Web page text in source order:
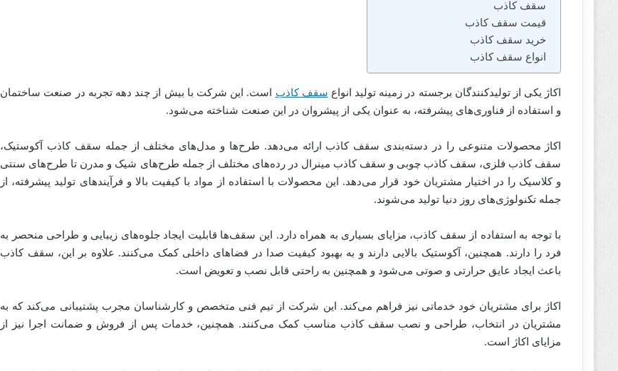
سقف کاذب
قیمت سقف کاذب
خرید سقف کاذب
انواع سقف کاذب
اکاژ یکی از تولیدکنندگان برجسته در زمینه تولید انواع سقف کاذب است. این شرکت با بیش از چند دهه تجربه در صنعت ساختمان
و استفاده از فناوری‌های پیشرفته، به عنوان یکی از پیشروان در این صنعت شناخته می‌شود.
اکاژ محصولات متنوعی را در دسته‌بندی سقف کاذب ارائه می‌دهد. طرح‌ها و مدل‌های مختلف از جمله سقف کاذب آکوستیک،
سقف کاذب فلزی، سقف کاذب چوبی و سقف کاذب مینرال در رده‌های مختلف از جمله طرح‌های شیک و مدرن تا طرح‌های سنتی
و کلاسیک را در اختیار مشتریان خود قرار می‌دهد. این محصولات با استفاده از مواد با کیفیت بالا و فرآیندهای تولید پیشرفته، از
جمله تکنولوژی‌های روز دنیا تولید می‌شوند.
با توجه به استفاده از سقف کاذب، مزایای بسیاری به همراه دارد. این سقف‌ها قابلیت ایجاد جلوه‌های زیبایی و طراحی منحصر به
فرد را دارند. همچنین، آکوستیک بالایی دارند و به بهبود کیفیت صدا در فضاهای داخلی کمک می‌کنند. علاوه بر این، سقف کاذب
باعث ایجاد عایق حرارتی و صوتی می‌شود و همچنین به راحتی قابل نصب و تعویض است.
اکاژ برای مشتریان خود خدماتی نیز فراهم می‌کند. این شرکت از تیم فنی متخصص و کارشناسان مجرب پشتیبانی می‌کند که به
مشتریان در انتخاب، طراحی و نصب سقف کاذب مناسب کمک می‌کنند. همچنین، خدمات پس از فروش و ضمانت اجرا نیز از
مزایای اکاژ است.